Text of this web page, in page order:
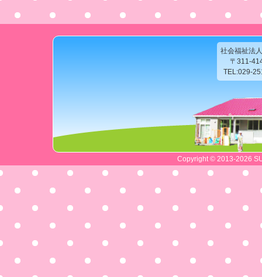
社会福祉法
〒311-
TEL:029-
Copyright © 2013-2026